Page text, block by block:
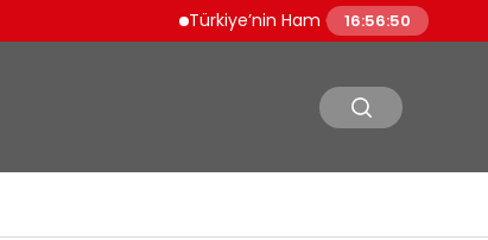
Türkiye’nin Ham Çelik Üretimi Yüzde 8,1
16:56:51